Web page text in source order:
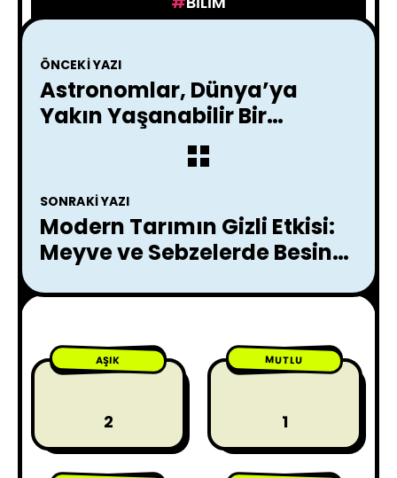
ÖNCEKI YAZI
Astronomlar, Dünya’ya
Yakın Yaşanabilir Bir
Gezegen Keşfetti !
SONRAKI YAZI
Modern Tarımın Gizli Etkisi:
Meyve ve Sebzelerde Besin
AŞIK
2
MUTLU
1